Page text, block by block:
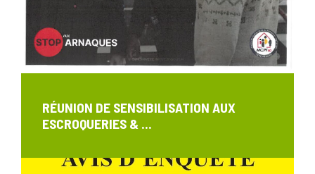
RÉUNION DE SENSIBILISATION AUX
ESCROQUERIES & ...